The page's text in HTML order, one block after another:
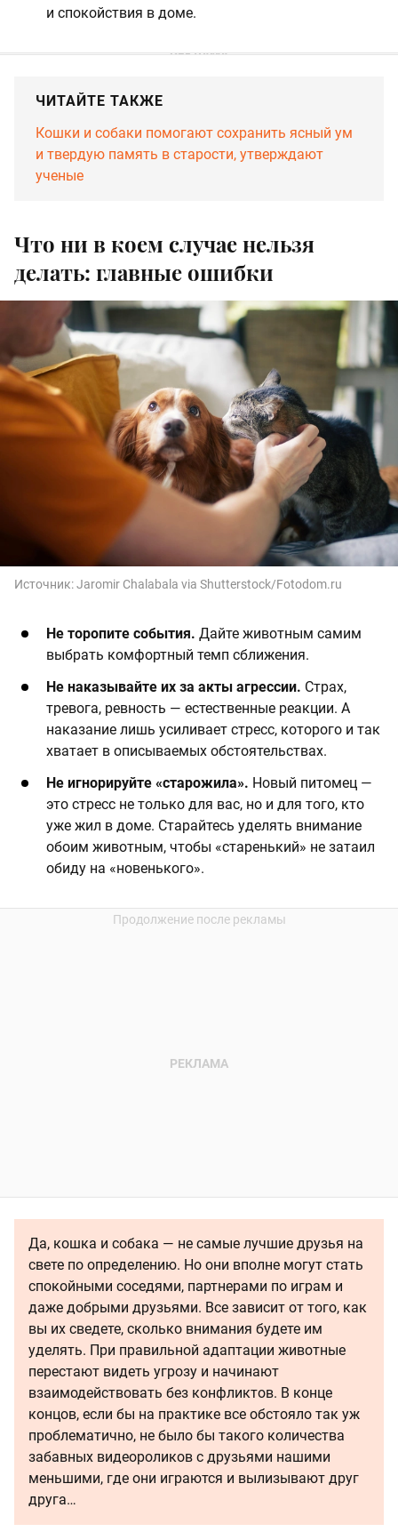
и спокойствия в доме.
ЧИТАЙТЕ ТАКЖЕ
Кошки и собаки помогают сохранить ясный ум
и твердую память в старости, утверждают
ученые
Что ни в коем случае нельзя
делать: главные ошибки
Источник:Jaromir Chalabala via Shutterstock/Fotodom.ru
Не торопите события. Дайте животным самим
выбрать комфортный темп сближения.
Не наказывайте их за акты агрессии. Страх,
тревога, ревность — естественные реакции. А
наказание лишь усиливает стресс, которого и так
хватает в описываемых обстоятельствах.
Не игнорируйте «старожила». Новый питомец —
это стресс не только для вас, но и для того, кто
уже жил в доме. Старайтесь уделять внимание
обоим животным, чтобы «старенький» не затаил
обиду на «новенького».
Да, кошка и собака — не самые лучшие друзья на
свете по определению. Но они вполне могут стать
спокойными соседями, партнерами по играм и
даже добрыми друзьями. Все зависит от того, как
вы их сведете, сколько внимания будете им
уделять. При правильной адаптации животные
перестают видеть угрозу и начинают
взаимодействовать без конфликтов. В конце
концов, если бы на практике все обстояло так уж
проблематично, не было бы такого количества
забавных видеороликов с друзьями нашими
меньшими, где они играются и вылизывают друг
друга…